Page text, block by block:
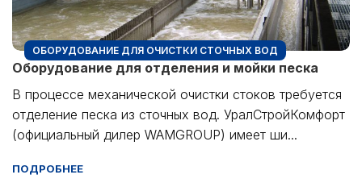
ОБОРУДОВАНИЕ ДЛЯ ОЧИСТКИ СТОЧНЫХ ВОД
Оборудование для отделения и мойки песка
В процессе механической очистки стоков требуется
отделение песка из сточных вод. УралСтройКомфорт
(официальный дилер WAMGROUP) имеет ши...
ПОДРОБНЕЕ